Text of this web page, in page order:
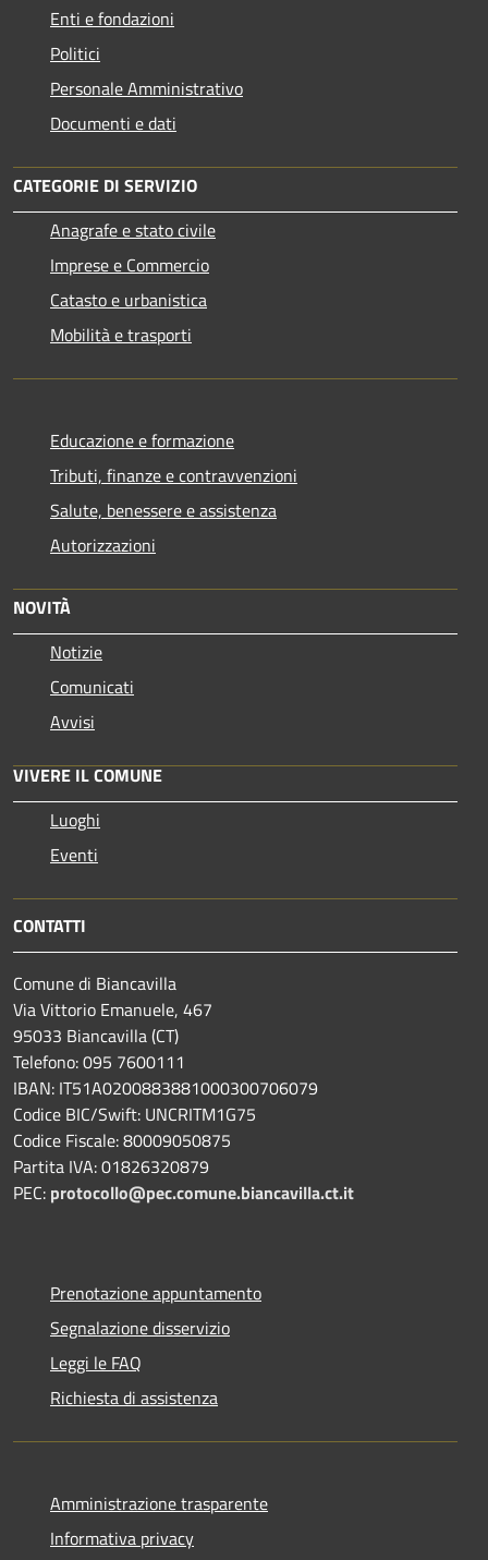
Enti e fondazioni
Politici
Personale Amministrativo
Documenti e dati
CATEGORIE DI SERVIZIO
Anagrafe e stato civile
Imprese e Commercio
Catasto e urbanistica
Mobilità e trasporti
Educazione e formazione
Tributi, finanze e contravvenzioni
Salute, benessere e assistenza
Autorizzazioni
NOVITÀ
Notizie
Comunicati
Avvisi
VIVERE IL COMUNE
Luoghi
Eventi
CONTATTI
Comune di Biancavilla
Via Vittorio Emanuele, 467
95033 Biancavilla (CT)
Telefono: 095 7600111
IBAN: IT51A0200883881000300706079
Codice BIC/Swift: UNCRITM1G75
Codice Fiscale: 80009050875
Partita IVA: 01826320879
PEC: protocollo@pec.comune.biancavilla.ct.it
Prenotazione appuntamento
Segnalazione disservizio
Leggi le FAQ
Richiesta di assistenza
Amministrazione trasparente
Informativa privacy